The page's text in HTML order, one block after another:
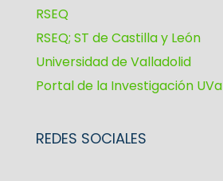
RSEQ
RSEQ; ST de Castilla y León
Universidad de Valladolid
Portal de la Investigación UVa
REDES SOCIALES